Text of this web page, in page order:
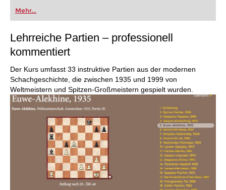
Mehr...
Lehrreiche Partien – professionell
kommentiert
Der Kurs umfasst 33 instruktive Partien aus der modernen
Schachgeschichte, die zwischen 1935 und 1999 von
Weltmeistern und Spitzen-Großmeistern gespielt wurden.